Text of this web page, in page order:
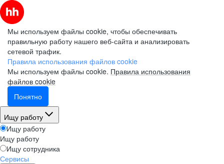
Мы используем файлы cookie, чтобы обеспечивать
правильную работу нашего веб-сайта и анализировать
сетевой трафик.
Правила использования файлов cookie
Мы используем файлы cookie. Правила использования
файлов cookie
Понятно
Ищу работу
Ищу работу
Ищу работу
Ищу сотрудника
Сервисы